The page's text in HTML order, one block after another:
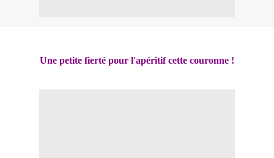
Une petite fierté pour l'apéritif cette couronne !